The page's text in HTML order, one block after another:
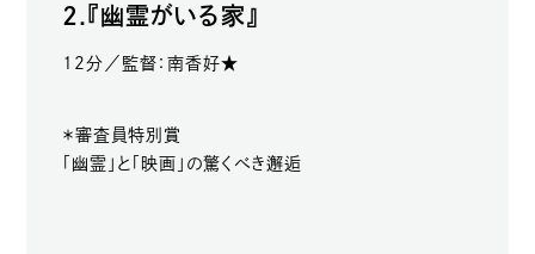
2.『幽霊がいる家』
12分／監督：南香好★
＊審査員特別賞
「幽霊」と「映画」の驚くべき邂逅